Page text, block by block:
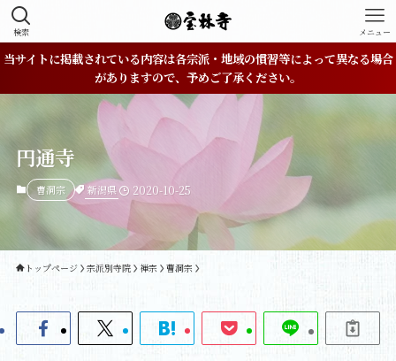
検索 メニュー
当サイトに掲載されている内容は各宗派・地域の慣習等によって異なる場合
がありますので、予めご了承ください。
円通寺
曹洞宗 新潟県 2020-10-25
トップページ 宗派別寺院 禅宗 曹洞宗